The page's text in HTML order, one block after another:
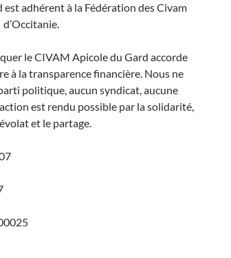
adhérent à la Fédération des Civam
d’Occitanie.
le CIVAM Apicole du Gard accorde
à la transparence financière. Nous ne
politique, aucun syndicat, aucune
est rendu possible par la solidarité,
et le partage.